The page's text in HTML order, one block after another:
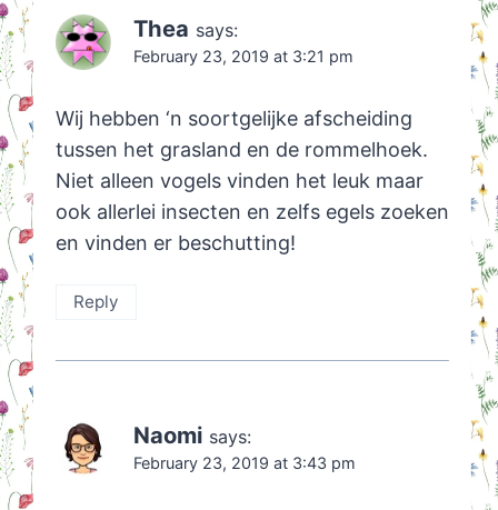
Thea says:
February 23, 2019 at 3:21 pm
Wij hebben ‘n soortgelijke afscheiding
tussen het grasland en de rommelhoek.
Niet alleen vogels vinden het leuk maar
ook allerlei insecten en zelfs egels zoeken
en vinden er beschutting!
Reply
Naomi says:
February 23, 2019 at 3:43 pm